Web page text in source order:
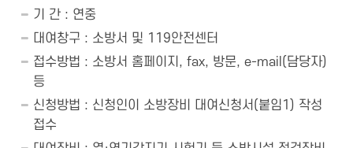
기 간 : 연중
대여창구 : 소방서 및 119안전센터
접수방법 : 소방서 홈페이지, fax, 방문, e-mail(담당자)
등
신청방법 : 신청인이 소방장비 대여신청서(붙임1) 작성
접수